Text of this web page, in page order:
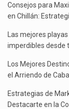
Consejos para
en Chillán:
Las mejores
imperdibles desde
Los Mejores
el Arriendo de
Estrategias de
Destacarte en la